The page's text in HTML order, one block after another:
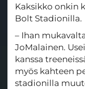
Kaksikko onkin
Bolt Stadionilla.
– Ihan
JoMalainen.
kanssa
myös kahteen
stadionilla